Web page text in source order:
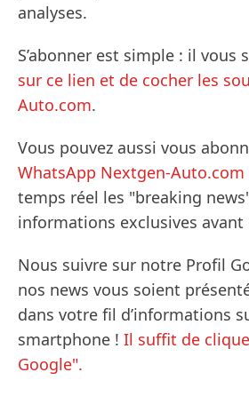
analyses.
S’abonner est simple : il vous
sur ce lien et de cocher les
Auto.com.
Vous pouvez aussi vous
WhatsApp Nextgen-Auto.com
temps réel les "breaking
informations exclusives
Nous suivre sur notre Profil
nos news vous soient
dans votre fil d’informations
smartphone ! Il suffit de
Google".